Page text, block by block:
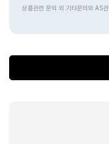
상품관련 문의 외 기타문의와 AS